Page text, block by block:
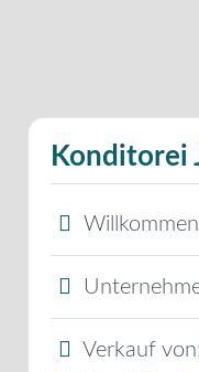
Konditorei
Verkauf